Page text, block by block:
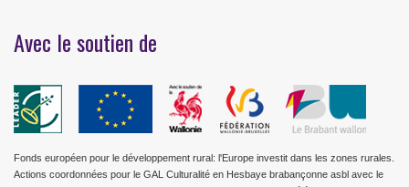
Avec le soutien de
Fonds européen pour le développement rural: l'Europe investit dans les zones rurales.
Actions coordonnées pour le GAL Culturalité en Hesbaye brabançonne asbl avec le